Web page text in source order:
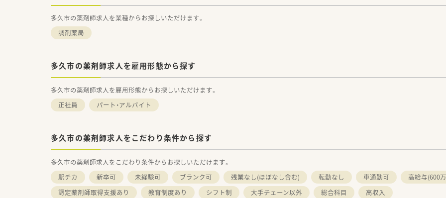
多久市の薬剤師求人を業種からお探しいただけます。
調剤薬局
多久市の薬剤師求人を雇用形態から探す
多久市の薬剤師求人を雇用形態からお探しいただけます。
正社員
パート・アルバイト
多久市の薬剤師求人をこだわり条件から探す
多久市の薬剤師求人をこだわり条件からお探しいただけます。
駅チカ
新卒可 未経験可 ブランク可 残業なし(ほぼなし含む) 転勤なし 車通勤可 高給与(600
認定薬剤師取得支援あり
教育制度あり シフト制 大手チェーン以外 総合科目 高収入